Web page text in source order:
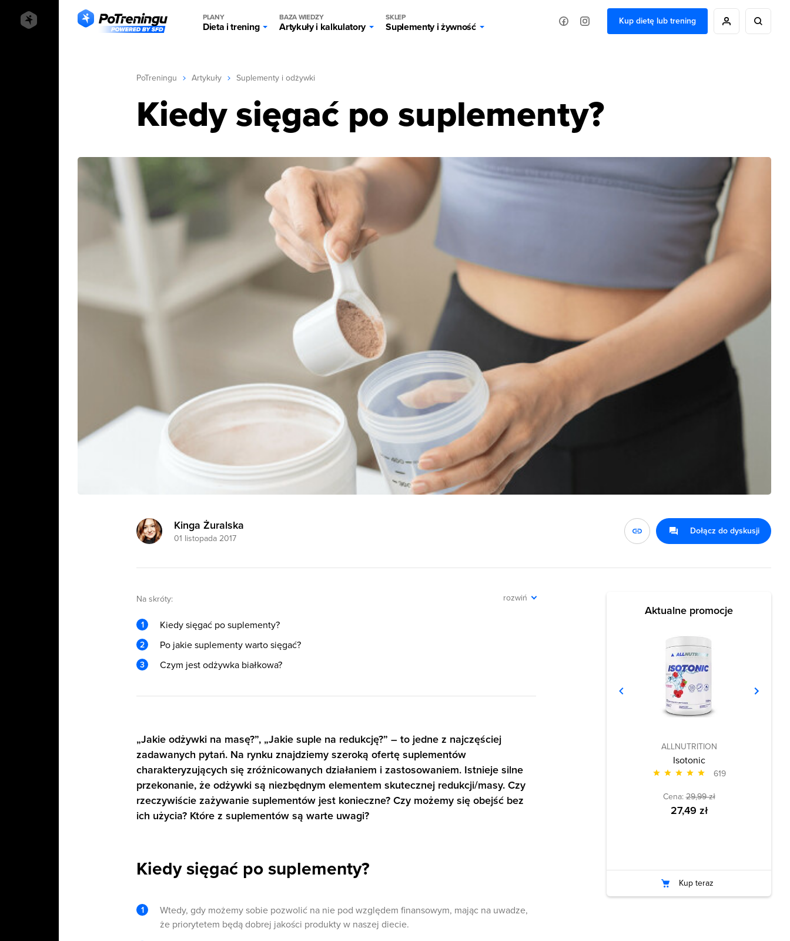
PLANY
Dieta i trening
BAZA WIEDZY
Artykuły i kalkulatory
SKLEP
Suplementy i żywność
Kup dietę lub trening
PoTreningu Artykuły Suplementy i odżywki
Kiedy sięgać po suplementy?
Kinga Żuralska
01 listopada 2017
Dołącz do dyskusji
Na skróty: rozwiń
Kiedy sięgać po suplementy?
Po jakie suplementy warto sięgać?
Czym jest odżywka białkowa?
„Jakie odżywki na masę?”, „Jakie suple na redukcję?” – to jedne z najczęściej
zadawanych pytań. Na rynku znajdziemy szeroką ofertę suplementów
charakteryzujących się zróżnicowanych działaniem i zastosowaniem. Istnieje silne
przekonanie, że odżywki są niezbędnym elementem skutecznej redukcji/masy. Czy
rzeczywiście zażywanie suplementów jest konieczne? Czy możemy się obejść bez
ich użycia? Które z suplementów są warte uwagi?
Kiedy sięgać po suplementy?
Wtedy, gdy możemy sobie pozwolić na nie pod względem finansowym, mając na uwadze,
że priorytetem będą dobrej jakości produkty w naszej diecie.
Aktualne promocje
ALLNUTRITION
Isotonic
619
Cena:29,99 zł
27,49 zł
Kup teraz